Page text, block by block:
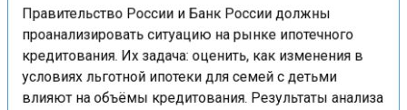
Правительство России и Банк России должны
проанализировать ситуацию на рынке ипотечного
кредитования. Их задача: оценить, как изменения в
условиях льготной ипотеки для семей с детьми
влияют на объёмы кредитования. Результаты анализа